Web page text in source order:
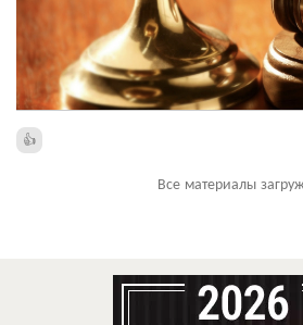
Все материалы